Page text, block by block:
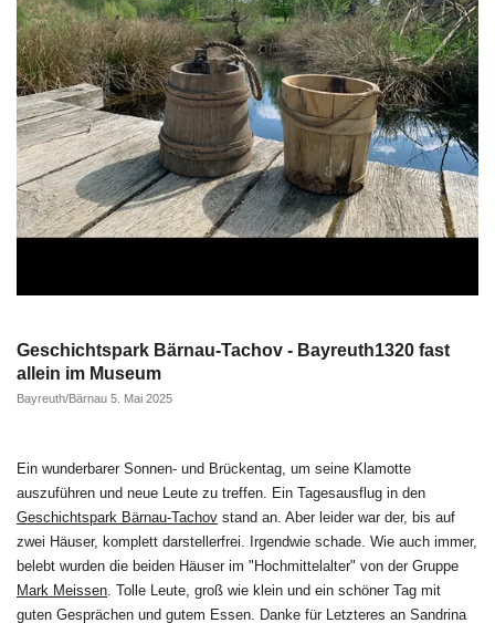
Geschichtspark Bärnau-Tachov - Bayreuth1320 fast
allein im Museum
Bayreuth/Bärnau 5. Mai 2025
Ein wunderbarer Sonnen- und Brückentag, um seine Klamotte
auszuführen und neue Leute zu treffen. Ein Tagesausflug in den
Geschichtspark Bärnau-Tachov stand an. Aber leider war der, bis auf
zwei Häuser, komplett darstellerfrei. Irgendwie schade. Wie auch immer,
belebt wurden die beiden Häuser im "Hochmittelalter" von der Gruppe
Mark Meissen . Tolle Leute, groß wie klein und ein schöner Tag mit
guten Gesprächen und gutem Essen. Danke für Letzteres an Sandrina